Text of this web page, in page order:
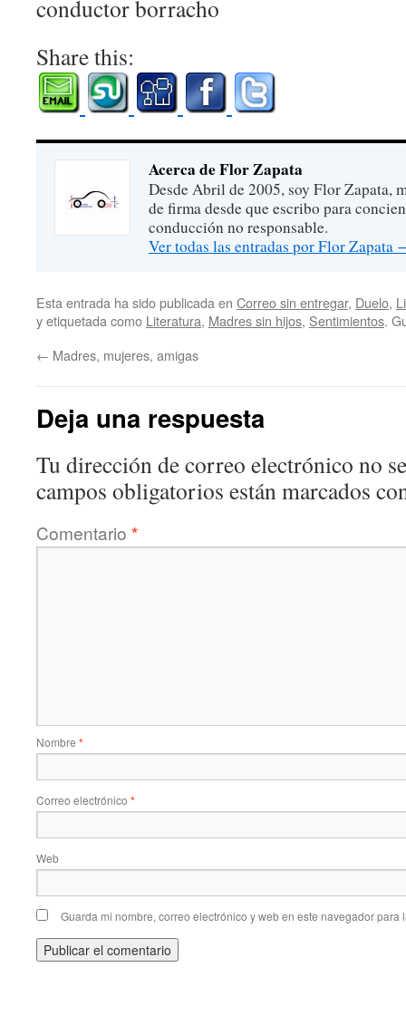
conductor borracho
Share this:
Acerca de Flor Zapata
Desde Abril de 2005, soy Flor Zapata,
de firma desde que escribo para
conducción no responsable.
Ver todas las entradas por Flor Zapata
Esta entrada ha sido publicada en Correo sin entregar, Duelo,
y etiquetada como Literatura, Madres sin hijos, Sentimientos.
← Madres, mujeres, amigas
Deja una respuesta
Tu dirección de correo electrónico no
campos obligatorios están marcados
Comentario *
Nombre *
Correo electrónico *
Web
Guarda mi nombre, correo electrónico y web en este navegador para